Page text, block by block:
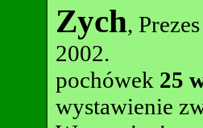
Zych,
2002.
pochówek 25
wystawienie